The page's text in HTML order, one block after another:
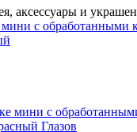
аксессуары и
с обработанными